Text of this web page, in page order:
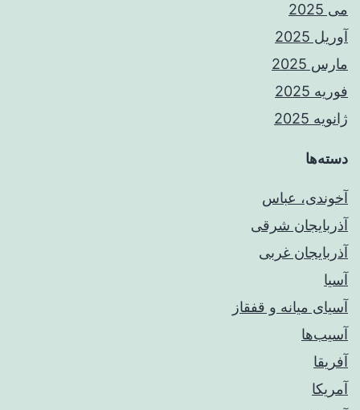
می 2025
آوریل 2025
مارس 2025
فوریه 2025
ژانویه 2025
دسته‌ها
آخوندی، عباس
آذربایجان شرقی
آذربایجان غربی
آسیا
آسیای میانه و قفقاز
آسیب‌ها
آفریقا
آمریکا